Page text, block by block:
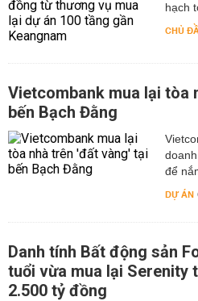
hạch
CHỦ
Vietcombank mua lại tòa
bến Bạch Đằng
để
DỰ ÁN
Danh tính Bất động sản
tuổi vừa mua lại Serenity
2.500 tỷ đồng